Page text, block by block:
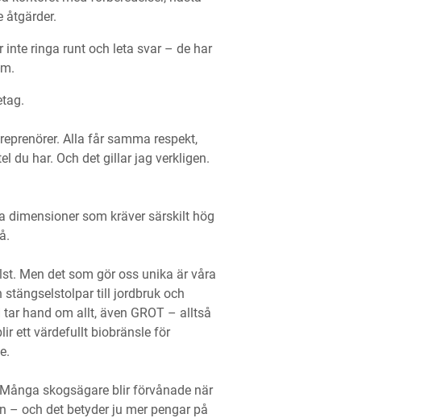
åtgärder.
inte ringa runt och leta svar – de har
Alla får samma respekt,
du har. Och det gillar jag verkligen.
som kräver särskilt hög
Men det som gör oss unika är våra
stängselstolpar till jordbruk och
hand om allt, även GROT – alltså
ett värdefullt biobränsle för
skogsägare blir förvånade när
– och det betyder ju mer pengar på